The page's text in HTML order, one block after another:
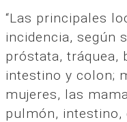
“Las principales
incidencia, según
próstata, tráquea,
intestino y colon;
mujeres, las
pulmón, intestino,